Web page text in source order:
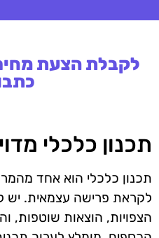
לקבלת הצעת
תכנון כלכלי
תכנון כלכלי הוא אחד
לקראת פרישה עצמאית. יש
הצפויות, הוצאות שוטפות,